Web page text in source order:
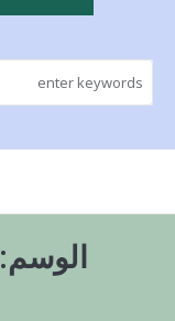
الوسم: